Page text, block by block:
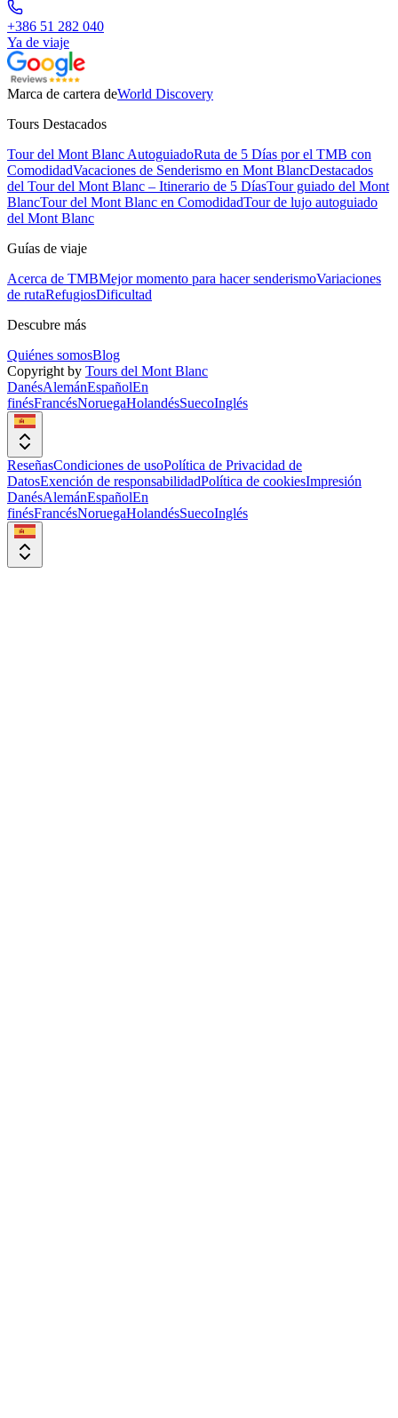
+386 51 282 040
Ya de viaje
Marca de cartera deWorld Discovery
Tours Destacados
Tour del Mont Blanc AutoguiadoRuta de 5 Días por el TMB con
ComodidadVacaciones de Senderismo en Mont BlancDestacados
del Tour del Mont Blanc – Itinerario de 5 DíasTour guiado del Mont
BlancTour del Mont Blanc en ComodidadTour de lujo autoguiado
del Mont Blanc
Guías de viaje
Acerca de TMBMejor momento para hacer senderismoVariaciones
de rutaRefugiosDificultad
Descubre más
Quiénes somosBlog
Copyright by Tours del Mont Blanc
DanésAlemánEspañolEn
finésFrancésNoruegaHolandésSuecoInglés
ReseñasCondiciones de usoPolítica de Privacidad de
DatosExención de responsabilidadPolítica de cookiesImpresión
DanésAlemánEspañolEn
finésFrancésNoruegaHolandésSuecoInglés